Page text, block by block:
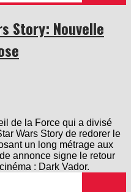
Story: Nouvelle
de la Force qui a divisé
Wars Story de redorer le
un long métrage aux
annonce signe le retour
: Dark Vador.